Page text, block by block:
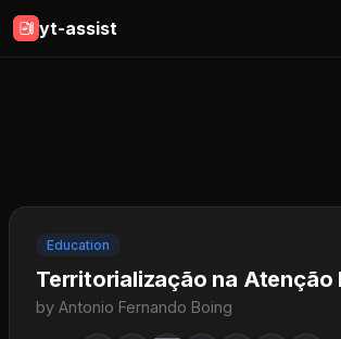
yt-assist
Education
Territorialização na Atenção
by Antonio Fernando Boing